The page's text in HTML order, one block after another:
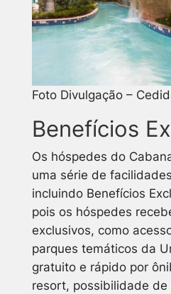
Foto Divulgação –
Benefícios
Os hóspedes do
uma série de
incluindo Benefícios
pois os hóspedes
exclusivos, como
parques temáticos da
gratuito e rápido por
resort, possibilidade